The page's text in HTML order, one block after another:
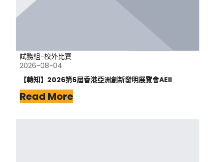
試務組-校外比賽
2026-08-04
【轉知】2026第6屆香港亞洲創新發明展覽會AEII
Read More